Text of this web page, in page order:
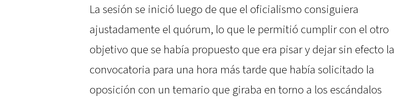
La sesión se inició luego de que el oficialismo consiguiera
ajustadamente el quórum, lo que le permitió cumplir con el otro
objetivo que se había propuesto que era pisar y dejar sin efecto la
convocatoria para una hora más tarde que había solicitado la
oposición con un temario que giraba en torno a los escándalos